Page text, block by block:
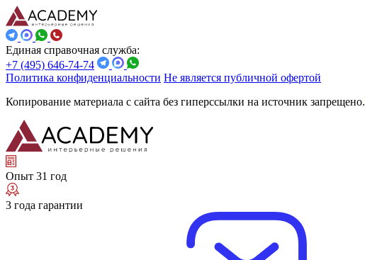
Единая справочная служба:
+7 (495) 646-74-74
Политика конфиденциальности Не является публичной офертой
Копирование материала с сайта без гиперссылки на источник запрещено.
Опыт 31 год
3 года гарантии